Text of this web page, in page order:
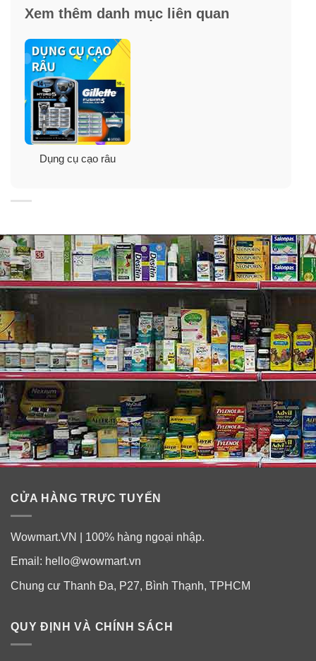
sạch các lớp kem cạo râu.
(* so với Mach3)
Ba lưỡi dao “cứng hơn thép”
Lưỡi cắt có lực cắt thấp (lưỡi cắt sắt bén và êm ái) giúp
bạn đỡ phải kéo rê và đẩy cây dao cạo hơn. *
(* chỉ 2 lưỡi đầu tiên so với Sensor3)
Xem thêm danh mục liên quan
Dụng cụ cạo râu
CỬA HÀNG TRỰC TUYẾN
Wowmart.VN | 100% hàng ngoại nhập.
Email: hello@wowmart.vn
Chung cư Thanh Đa, P27, Bình Thạnh, TPHCM
QUY ĐỊNH VÀ CHÍNH SÁCH